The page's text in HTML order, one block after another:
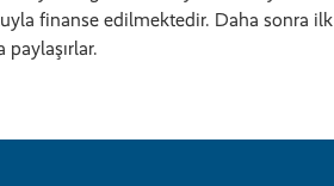
finanse edilmektedir. Daha sonra ilk